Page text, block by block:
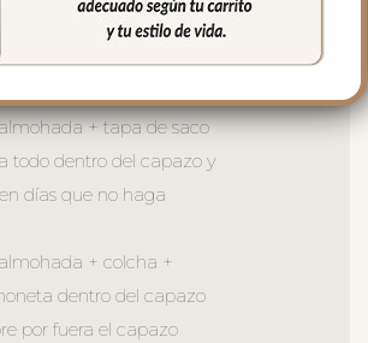
+ almohada para
en casa sobre el capazo,
+ tapa de saco
todo dentro del capazo y
días que no haga
+ colcha +
dentro del capazo
por fuera el capazo